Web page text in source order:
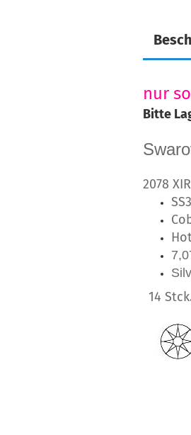
nur
Bitte
2078
14